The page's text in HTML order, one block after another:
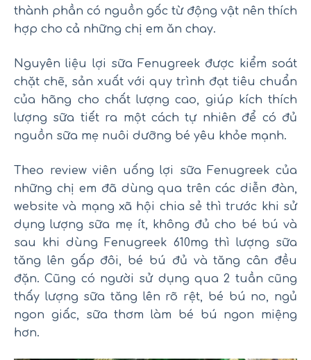
thành phần có nguồn gốc từ động vật nên thích
hợp cho cả những chị em ăn chay.
Nguyên liệu lợi sữa Fenugreek được kiểm soát
chặt chẽ, sản xuất với quy trình đạt tiêu chuẩn
của hãng cho chất lượng cao, giúp kích thích
lượng sữa tiết ra một cách tự nhiên để có đủ
nguồn sữa mẹ nuôi dưỡng bé yêu khỏe mạnh.
Theo review viên uống lợi sữa Fenugreek của
những chị em đã dùng qua trên các diễn đàn,
website và mạng xã hội chia sẻ thì trước khi sử
dụng lượng sữa mẹ ít, không đủ cho bé bú và
sau khi dùng Fenugreek 610mg thì lượng sữa
tăng lên gấp đôi, bé bú đủ và tăng cân đều
đặn. Cũng có người sử dụng qua 2 tuần cũng
thấy lượng sữa tăng lên rõ rệt, bé bú no, ngủ
ngon giấc, sữa thơm làm bé bú ngon miệng
hơn.